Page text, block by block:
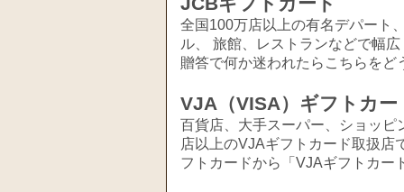
全国100万店以上の有名デパート
ル、 旅館、レストランなどで幅
贈答で何か迷われたらこちらをど
VJA（VISA）ギフトカー
百貨店、大手スーパー、ショッ
店以上のVJAギフトカード取扱店
フトカードから「VJAギフトカー